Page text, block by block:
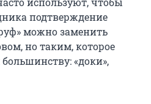
подтверждение
можно заменить
но таким, которое
«доки»,